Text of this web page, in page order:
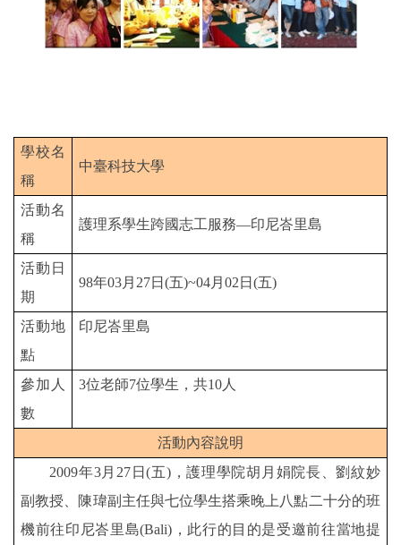
學校名
稱
中臺科技大學
活動名
稱
護理系學生跨國志工服務―印尼峇里島
活動日
期
98年03月27日(五)~04月02日(五)
活動地
點
印尼峇里島
參加人
數
3位老師7位學生，共10人
活動內容說明
2009年3月27 日(五)，護理學院胡月娟院長、劉紋妙
副教授、陳瑋副主任與七位學生搭乘晚上八點二十分的班
機前往印尼峇里島(Bali) ，此行的目的是受邀前往當地提